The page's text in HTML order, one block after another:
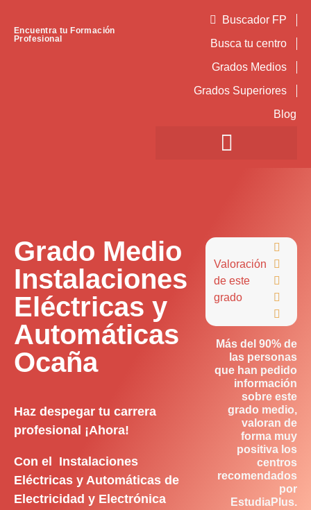
Encuentra tu Formación
Profesional
Buscador FP
Busca tu centro
Grados Medios
Grados Superiores
Blog
Grado Medio
Instalaciones
Eléctricas y
Automáticas
Ocaña
Haz despegar tu carrera
profesional ¡Ahora!
Con el Instalaciones
Eléctricas y Automáticas de
Electricidad y Electrónica
Valoración
de este
grado





Más del 90% de
las personas
que han pedido
información
sobre este
grado medio,
valoran de
forma muy
positiva los
centros
recomendados
por
EstudiaPlus.